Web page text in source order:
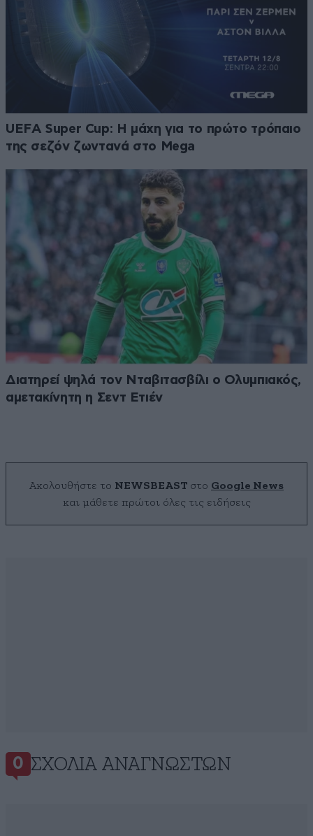
UEFA Super Cup: Η μάχη για το πρώτο τρόπαιο
της σεζόν ζωντανά στο Mega
Διατηρεί ψηλά τον Νταβιτασβίλι ο Ολυμπιακός,
αμετακίνητη η Σεντ Ετιέν
Ακολουθήστε το NEWSBEAST στο Google News
και μάθετε πρώτοι όλες τις ειδήσεις
0 ΣΧΌΛΙΑ ΑΝΑΓΝΩΣΤΏΝ